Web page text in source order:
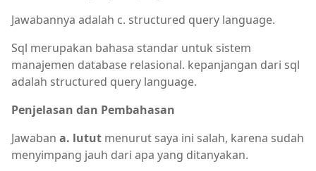
Jawabannya adalah c. structured query language.
Sql merupakan bahasa standar untuk sistem
manajemen database relasional. kepanjangan dari sql
adalah structured query language.
Penjelasan dan Pembahasan
Jawaban a. lutut menurut saya ini salah, karena sudah
menyimpang jauh dari apa yang ditanyakan.